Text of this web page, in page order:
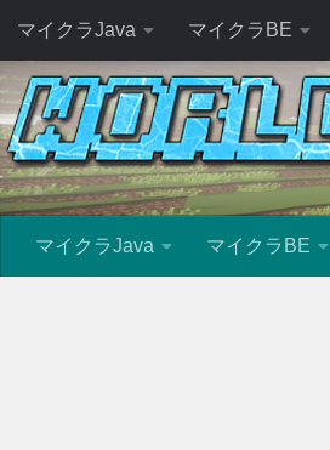
マイクラJava マイクラBE
マイクラJava マイクラBE